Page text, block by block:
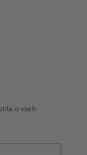
o vseh